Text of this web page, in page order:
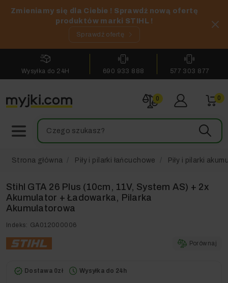
Zmieniamy się dla Ciebie ! Sprawdź nową ofertę
produktów marki STIHL !
Sprawdź ofertę
Wysyłka do 24H 690 933 888 577 303 877
0 0
Strona główna Piły i pilarki łańcuchowe Piły i pilarki
Stihl GTA 26 Plus (10cm, 11V, System AS) + 2x
Akumulator + Ładowarka, Pilarka
Akumulatorowa
Indeks: GA012000006
Porównaj
Dostawa 0zł Wysyłka do 24h